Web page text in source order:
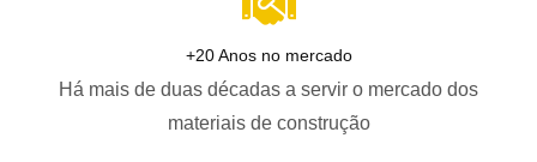
+20 Anos no mercado
Há mais de duas décadas a servir o mercado dos
materiais de construção